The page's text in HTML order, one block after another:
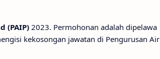
(PAIP)2023. Permohonan adalah dipelawa
kekosongan jawatan di Pengurusan Air